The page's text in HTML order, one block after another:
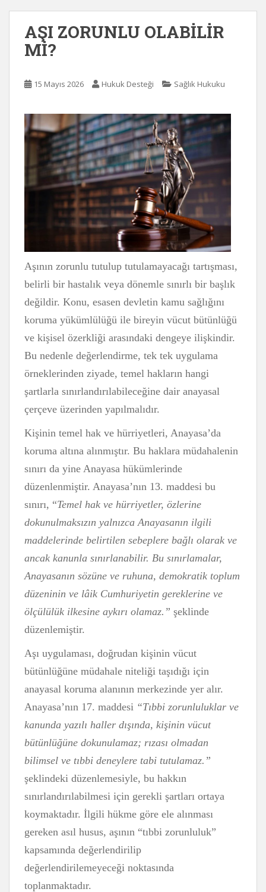
AŞI ZORUNLU OLABİLİR
Mİ?
15 Mayıs 2026 Hukuk Desteği Sağlık Hukuku
Aşının zorunlu tutulup tutulamayacağı tartışması,
belirli bir hastalık veya dönemle sınırlı bir başlık
değildir. Konu, esasen devletin kamu sağlığını
koruma yükümlülüğü ile bireyin vücut bütünlüğü
ve kişisel özerkliği arasındaki dengeye ilişkindir.
Bu nedenle değerlendirme, tek tek uygulama
örneklerinden ziyade, temel hakların hangi
şartlarla sınırlandırılabileceğine dair anayasal
çerçeve üzerinden yapılmalıdır.
Kişinin temel hak ve hürriyetleri, Anayasa’da
koruma altına alınmıştır. Bu haklara müdahalenin
sınırı da yine Anayasa hükümlerinde
düzenlenmiştir. Anayasa’nın 13. maddesi bu
sınırı, “Temel hak ve hürriyetler, özlerine
dokunulmaksızın yalnızca Anayasanın ilgili
maddelerinde belirtilen sebeplere bağlı olarak ve
ancak kanunla sınırlanabilir. Bu sınırlamalar,
Anayasanın sözüne ve ruhuna, demokratik toplum
düzeninin ve lâik Cumhuriyetin gereklerine ve
ölçülülük ilkesine aykırı olamaz.” şeklinde
düzenlemiştir.
Aşı uygulaması, doğrudan kişinin vücut
bütünlüğüne müdahale niteliği taşıdığı için
anayasal koruma alanının merkezinde yer alır.
Anayasa’nın 17. maddesi “Tıbbi zorunluluklar ve
kanunda yazılı haller dışında, kişinin vücut
bütünlüğüne dokunulamaz; rızası olmadan
bilimsel ve tıbbi deneylere tabi tutulamaz.”
şeklindeki düzenlemesiyle, bu hakkın
sınırlandırılabilmesi için gerekli şartları ortaya
koymaktadır. İlgili hükme göre ele alınması
gereken asıl husus, aşının “tıbbi zorunluluk”
kapsamında değerlendirilip
değerlendirilemeyeceği noktasında
toplanmaktadır.